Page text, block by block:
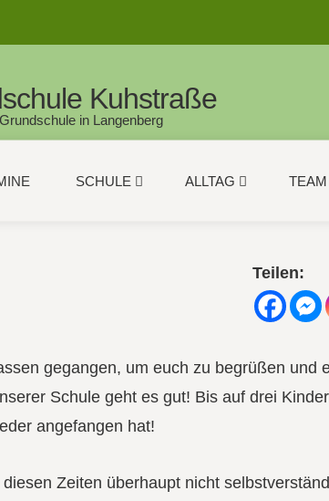
Kuhstraße
in Langenberg
SCHULE ALLTAG TEAM
Teilen:
gegangen, um euch zu begrüßen und
Schule geht es gut! Bis auf drei
angefangen hat!
Zeiten überhaupt nicht